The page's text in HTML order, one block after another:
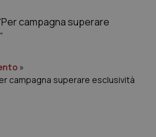
»
campagna superare esclusività